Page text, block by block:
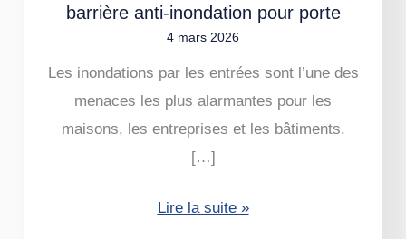
barrière anti-inondation pour porte
4 mars 2026
Les inondations par les entrées sont l’une des
menaces les plus alarmantes pour les
maisons, les entreprises et les bâtiments.
[…]
Lire la suite »